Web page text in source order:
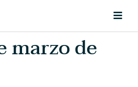
marzo de